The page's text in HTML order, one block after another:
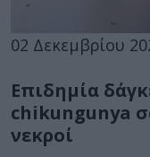
02 Δεκεμβρίου
Επιδημία
chikungunya
νεκροί